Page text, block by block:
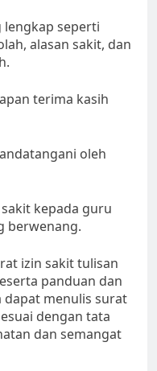
lengkap seperti
alasan sakit, dan
terima kasih
oleh
kepada guru
berwenang.
izin sakit tulisan
panduan dan
dapat menulis surat
dengan tata
dan semangat